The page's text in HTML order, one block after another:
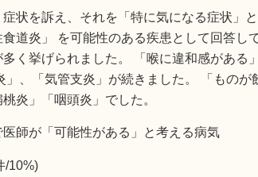
症状を訴え、それを「特に気になる症状」
道炎」 を可能性のある疾患として回答し
く挙げられました。 「喉に違和感がある
」、「気管支炎」が続きました。 「もの
炎」「咽頭炎」でした。
師が「可能性がある」と考える病気
/10%)